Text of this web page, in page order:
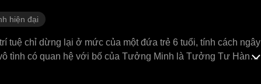
hiện đại
tuệ chỉ dừng lại ở mức của một đứa trẻ 6 tuổi, tính cách ngây
tình có quan hệ với bố của Tưởng Minh là Tưởng Tư Hành,